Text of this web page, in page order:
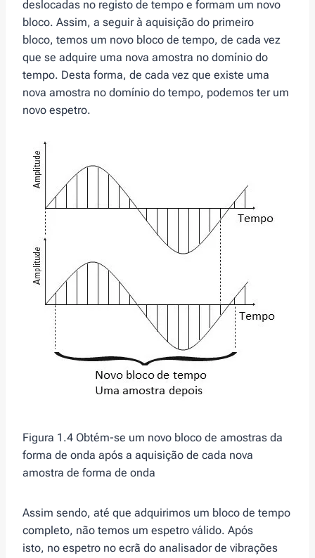
deslocadas no registo de tempo e formam um novo
bloco. Assim, a seguir à aquisição do primeiro
bloco, temos um novo bloco de tempo, de cada vez
que se adquire uma nova amostra no domínio do
tempo. Desta forma, de cada vez que existe uma
nova amostra no domínio do tempo, podemos ter um
novo espetro.
Figura 1.4 Obtém-se um novo bloco de amostras da
forma de onda após a aquisição de cada nova
amostra de forma de onda
Assim sendo, até que adquirimos um bloco de tempo
completo, não temos um espetro válido. Após
isto, no espetro no ecrã do analisador de vibrações